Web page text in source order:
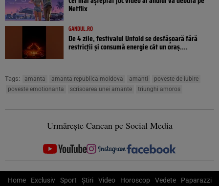
Netflix
GANDUL.RO
De 4 zile, festivalul Untold se desfășoară fără
restricții și consumă energie cât un oraș....
Tags: amanta amanta republica moldova amanti
poveste de iubire
poveste emotionanta
scrisoarea unei amante triunghi amoros
Urmărește Cancan pe Social Media
Home Exclusiv Sport Știri Video Horoscop Vedete Paparazzi